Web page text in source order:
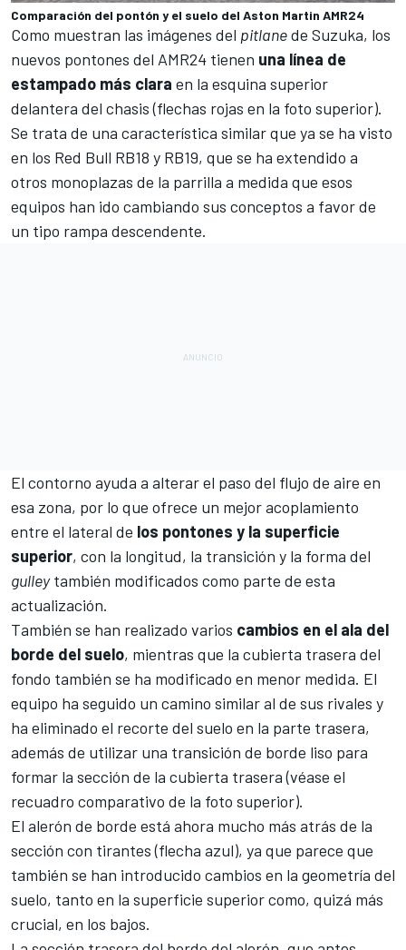
Comparación del pontón y el suelo del Aston Martin AMR24
Como muestran las imágenes del pitlanede Suzuka, los
nuevos pontones del AMR24 tienen una línea de
estampado más clara en la esquina superior
delantera del chasis (flechas rojas en la foto superior).
Se trata de una característica similar que ya se ha visto
en los Red Bull RB18 y RB19, que se ha extendido a
otros monoplazas de la parrilla a medida que esos
equipos han ido cambiando sus conceptos a favor de
un tipo rampa descendente.
El contorno ayuda a alterar el paso del flujo de aire en
esa zona, por lo que ofrece un mejor acoplamiento
entre el lateral de los pontones y la superficie
superior, con la longitud, la transición y la forma del
gulleytambién modificados como parte de esta
actualización.
También se han realizado varios cambios en el ala del
borde del suelo, mientras que la cubierta trasera del
fondo también se ha modificado en menor medida. El
equipo ha seguido un camino similar al de sus rivales y
ha eliminado el recorte del suelo en la parte trasera,
además de utilizar una transición de borde liso para
formar la sección de la cubierta trasera (véase el
recuadro comparativo de la foto superior).
El alerón de borde está ahora mucho más atrás de la
sección con tirantes (flecha azul), ya que parece que
también se han introducido cambios en la geometría del
suelo, tanto en la superficie superior como, quizá más
crucial, en los bajos.